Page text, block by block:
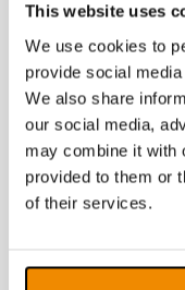
This website uses
We use cookies to
provide social
We also share
our social media,
may combine it with
provided to them or
of their services.
2015
2014
2013
2011